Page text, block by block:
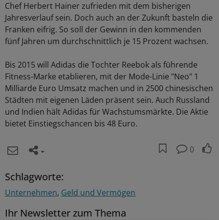
Chef Herbert Hainer zufrieden mit dem bisherigen
Jahresverlauf sein. Doch auch an der Zukunft basteln die
Franken eifrig. So soll der Gewinn in den kommenden
fünf Jahren um durchschnittlich je 15 Prozent wachsen.
Bis 2015 will Adidas die Tochter Reebok als führende
Fitness-Marke etablieren, mit der Mode-Linie "Neo" 1
Milliarde Euro Umsatz machen und in 2500 chinesischen
Städten mit eigenen Läden präsent sein. Auch Russland
und Indien hält Adidas für Wachstumsmärkte. Die Aktie
bietet Einstiegschancen bis 48 Euro.
0
Schlagworte:
Unternehmen Geld und Vermögen
Ihr Newsletter zum Thema